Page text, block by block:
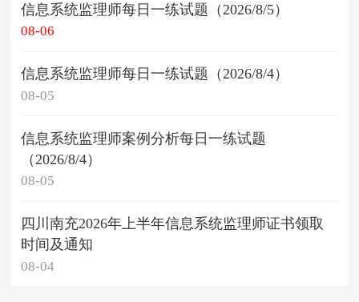
信息系统监理师每日一练试题（2026/8/5）
08-06
信息系统监理师每日一练试题（2026/8/4）
08-05
信息系统监理师案例分析每日一练试题
（2026/8/4）
08-05
四川南充2026年上半年信息系统监理师证书领取
时间及通知
08-04